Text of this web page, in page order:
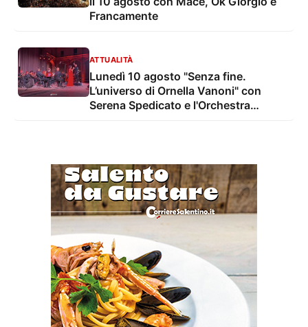
Francamente
ATTUALITÀ
Lunedì 10 agosto "Senza fine.
L’universo di Ornella Vanoni" con
Serena Spedicato e l'Orchestra